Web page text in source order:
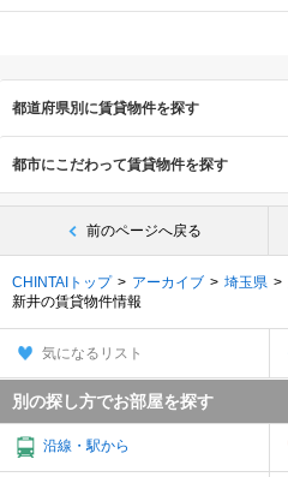
都道府県別に賃貸物件を探す
都市にこだわって賃貸物件を探す
前のページへ戻る
CHINTAIトップ アーカイブ 埼玉県
新井の賃貸物件情報
気になるリスト
別の探し方でお部屋を探す
沿線・駅から